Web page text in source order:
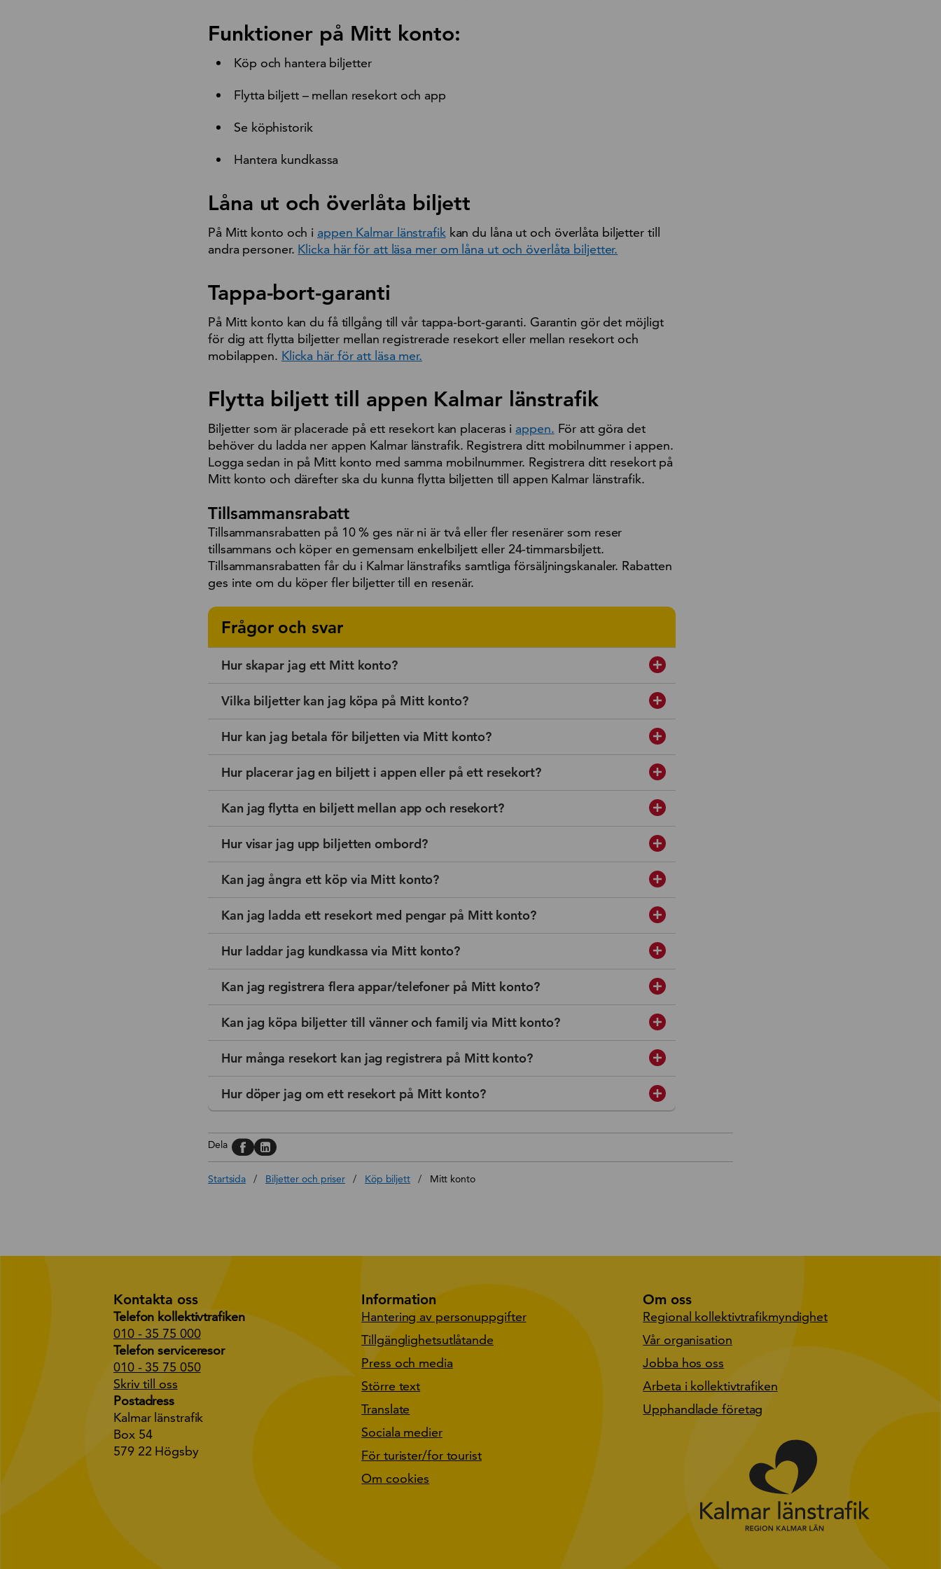
Funktioner på Mitt konto:
Köp och hantera biljetter
Flytta biljett – mellan resekort och app
Se köphistorik
Hantera kundkassa
Låna ut och överlåta biljett
På Mitt konto och i appen Kalmar länstrafikkan du låna ut och överlåta biljetter till
andra personer. Klicka här för att läsa mer om låna ut och överlåta biljetter.
Tappa-bort-garanti
På Mitt konto kan du få tillgång till vår tappa-bort-garanti. Garantin gör det möjligt
för dig att flytta biljetter mellan registrerade resekort eller mellan resekort och
mobilappen. Klicka här för att läsa mer.
Flytta biljett till appen Kalmar länstrafik
Biljetter som är placerade på ett resekort kan placeras i appen. För att göra det
behöver du ladda ner appen Kalmar länstrafik. Registrera ditt mobilnummer i appen.
Logga sedan in på Mitt konto med samma mobilnummer. Registrera ditt resekort på
Mitt konto och därefter ska du kunna flytta biljetten till appen Kalmar länstrafik.
Tillsammansrabatt
Tillsammansrabatten på 10 % ges när ni är två eller fler resenärer som reser
tillsammans och köper en gemensam enkelbiljett eller 24-timmarsbiljett.
Tillsammansrabatten får du i Kalmar länstrafiks samtliga försäljningskanaler. Rabatten
ges inte om du köper fler biljetter till en resenär.
Frågor och svar
Hur skapar jag ett Mitt konto?
Vilka biljetter kan jag köpa på Mitt konto?
Hur kan jag betala för biljetten via Mitt konto?
Hur placerar jag en biljett i appen eller på ett resekort?
Kan jag flytta en biljett mellan app och resekort?
Hur visar jag upp biljetten ombord?
Kan jag ångra ett köp via Mitt konto?
Kan jag ladda ett resekort med pengar på Mitt konto?
Hur laddar jag kundkassa via Mitt konto?
Kan jag registrera flera appar/telefoner på Mitt konto?
Kan jag köpa biljetter till vänner och familj via Mitt konto?
Hur många resekort kan jag registrera på Mitt konto?
Hur döper jag om ett resekort på Mitt konto?
Dela Dela på, Facebook
Dela på, Linkedin
Startsida / Biljetter och priser / Köp biljett / Mitt konto
Kontakta oss
Telefon kollektivtrafiken
010 - 35 75 000
Telefon serviceresor
010 - 35 75 050
Skriv till oss
Postadress
Kalmar länstrafik
Box 54
579 22 Högsby
Information
Hantering av personuppgifter
Tillgänglighetsutlåtande
Press och media
Större text
Translate
Sociala medier
För turister/for tourist
Om cookies
Om oss
Regional kollektivtrafikmyndighet
Vår organisation
Jobba hos oss
Arbeta i kollektivtrafiken
Upphandlade företag